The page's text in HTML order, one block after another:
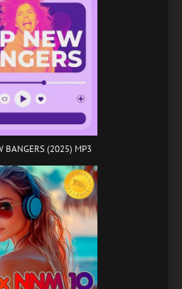
BANGERS (2025) MP3